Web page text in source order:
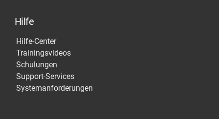
Hilfe
Hilfe-Center
Trainingsvideos
Schulungen
Support-Services
Systemanforderungen